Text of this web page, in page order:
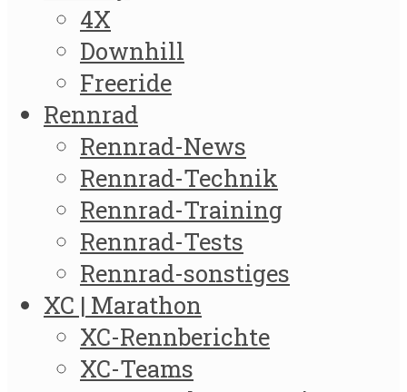
4X
Downhill
Freeride
Rennrad
Rennrad-News
Rennrad-Technik
Rennrad-Training
Rennrad-Tests
Rennrad-sonstiges
XC | Marathon
XC-Rennberichte
XC-Teams